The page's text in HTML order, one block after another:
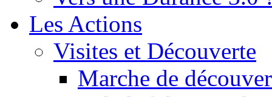
Les Actions
Visites et Découverte
Marche de